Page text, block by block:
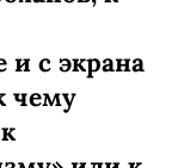
и с экрана
чему